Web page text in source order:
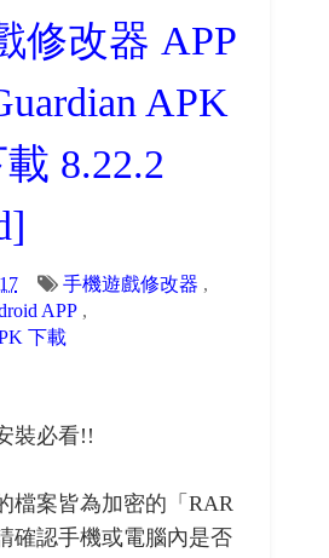
修改器 APP
APK
8.22.2
手機遊戲修改器 ,
APP,
下載
裝必看!!
檔案皆為加密的「RAR
確認手機或電腦內是否